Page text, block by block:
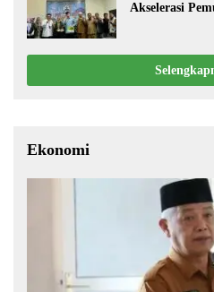
Akselerasi
Ekonomi